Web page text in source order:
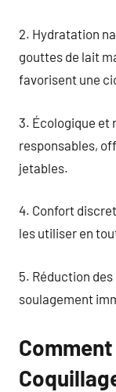
2. Hydratation
gouttes de lait
favorisent une
3. Écologique et
responsables,
jetables.
4. Confort
les utiliser en
5. Réduction
soulagement